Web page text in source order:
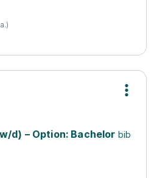
d) – Option: Bachelor bib